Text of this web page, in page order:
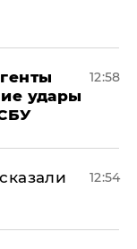
удары
12:58
12:54